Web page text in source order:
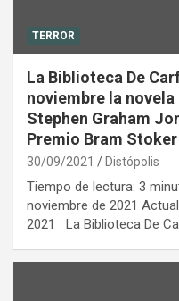
TERROR
La Biblioteca De
noviembre la novela
Stephen Graham
Premio Bram
30/09/2021 Distópolis
Tiempo de lectura: 3
noviembre de 2021
2021 La Biblioteca De